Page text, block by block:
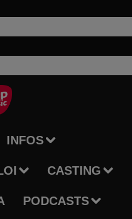
INFOS
CASTING
PODCASTS